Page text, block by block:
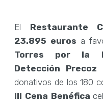
El Restaurante
23.895 euros a
Torres por la
Detección Precoz
donativos de los 180
III Cena Benéfica